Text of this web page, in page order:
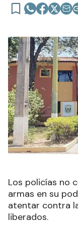
Los policías no
armas en su
atentar contra
liberados.